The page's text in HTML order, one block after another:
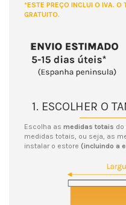
*ESTE PREÇO INCLUI O IVA. O
GRATUITO.
1. ESCOLHER O
Escolha as medidas totais do
medidas totais, ou seja, as
instalar o estore (incluindo a